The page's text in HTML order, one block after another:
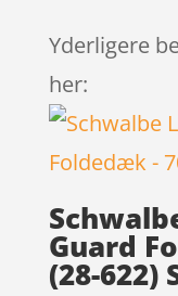
Yderligere
her:
Guard
(28-